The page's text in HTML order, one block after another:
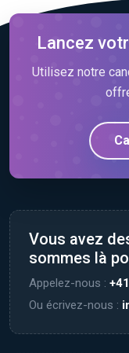
Lancez
Utilisez notre
Vous avez
sommes là
Appelez-nous :
Ou écrivez-nous :